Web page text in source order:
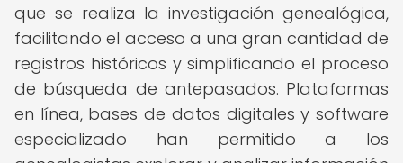
que se realiza la investigación genealógica,
facilitando el acceso a una gran cantidad de
registros históricos y simplificando el proceso
de búsqueda de antepasados. Plataformas
en línea, bases de datos digitales y software
especializado han permitido a los